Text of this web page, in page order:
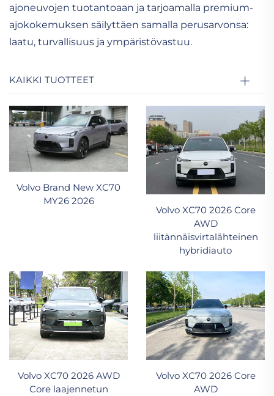
ajoneuvojen tuotantoaan ja tarjoamalla premium-
ajokokemuksen säilyttäen samalla perusarvonsa:
laatu, turvallisuus ja ympäristövastuu.
KAIKKI TUOTTEET
Volvo Brand New XC70
MY26 2026
Volvo XC70 2026 Core
AWD
liitännäisvirtalähteinen
hybridiauto
Volvo XC70 2026 AWD
Core laajennetun
Volvo XC70 2026 Core
AWD